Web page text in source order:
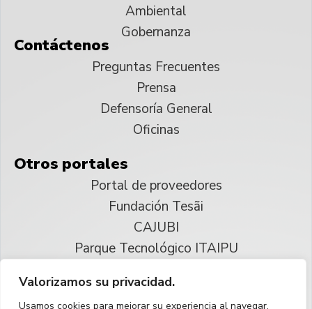
Valorizamos su privacidad.
Usamos cookies para mejorar su experiencia al navegar,
Ambiental
Gobernanza
Contáctenos
Preguntas Frecuentes
Prensa
Defensoría General
Oficinas
Otros portales
Portal de proveedores
Fundación Tesãi
CAJUBI
Parque Tecnológico ITAIPU